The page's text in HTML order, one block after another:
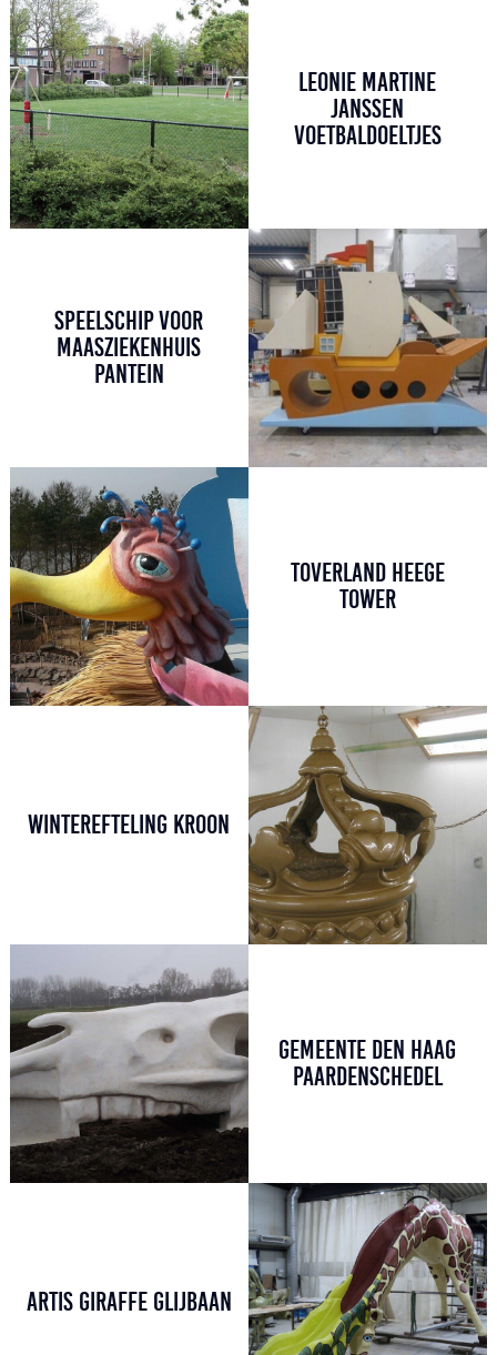
LEONIE MARTINE
JANSSEN
VOETBALDOELTJES
SPEELSCHIP VOOR
MAASZIEKENHUIS
PANTEIN
TOVERLAND HEEGE
TOWER
WINTEREFTELING KROON
GEMEENTE DEN HAAG
PAARDENSCHEDEL
ARTIS GIRAFFE GLIJBAAN